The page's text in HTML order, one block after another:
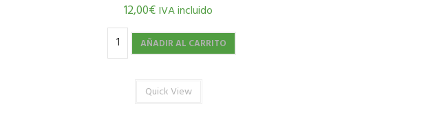
12,00€IVA incluido
AÑADIR AL CARRITO
Quick View